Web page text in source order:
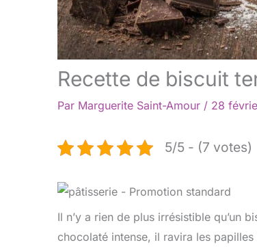
Recette de biscuit
Par Marguerite Saint-Amour / 28
5/5 - (7 votes)
Il n’y a rien de plus irrésistible qu’un
chocolaté intense, il ravira les